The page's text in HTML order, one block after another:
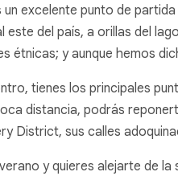
un excelente punto de
este del país, a orillas del
étnicas; y aunque hemos
tienes los principales
distancia, podrás
District, sus calles
y quieres alejarte de